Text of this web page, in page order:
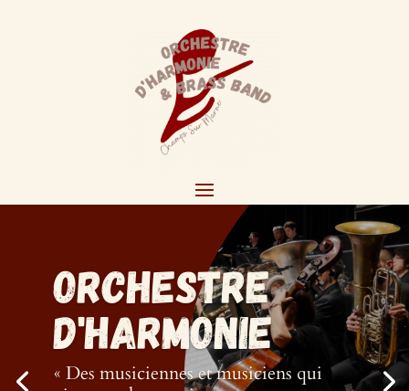
Orchestre
d'HARMONIE
« Des musiciennes et musiciens qui